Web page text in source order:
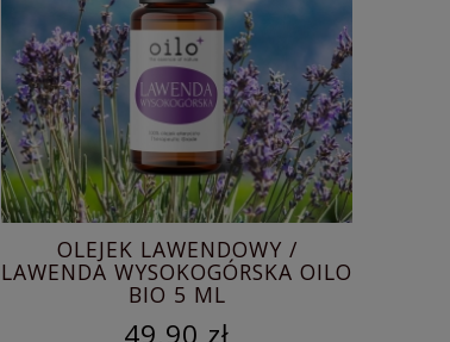
OLEJEK LAWENDOWY /
LAWENDA WYSOKOGÓRSKA OILO
BIO 5 ML
49,90 zł